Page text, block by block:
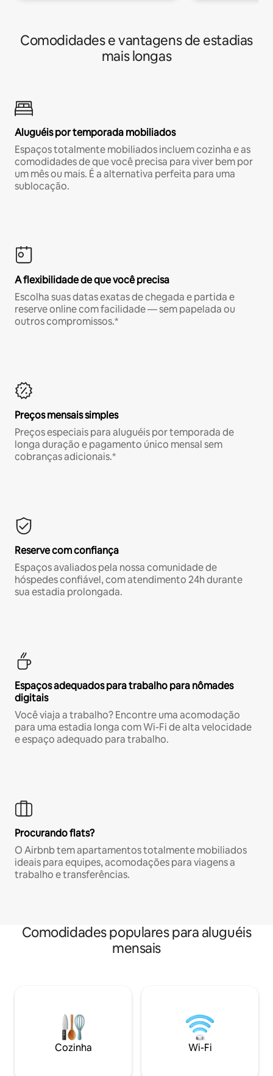
Comodidades e vantagens de estadias
mais longas
Aluguéis por temporada mobiliados
Espaços totalmente mobiliados incluem cozinha e as
comodidades de que você precisa para viver bem por
um mês ou mais. É a alternativa perfeita para uma
sublocação.
A flexibilidade de que você precisa
Escolha suas datas exatas de chegada e partida e
reserve online com facilidade — sem papelada ou
outros compromissos.*
Preços mensais simples
Preços especiais para aluguéis por temporada de
longa duração e pagamento único mensal sem
cobranças adicionais.*
Reserve com confiança
Espaços avaliados pela nossa comunidade de
hóspedes confiável, com atendimento 24h durante
sua estadia prolongada.
Espaços adequados para trabalho para nômades
digitais
Você viaja a trabalho? Encontre uma acomodação
para uma estadia longa com Wi-Fi de alta velocidade
e espaço adequado para trabalho.
Procurando flats?
O Airbnb tem apartamentos totalmente mobiliados
ideais para equipes, acomodações para viagens a
trabalho e transferências.
Comodidades populares para aluguéis
mensais
Cozinha Wi-Fi